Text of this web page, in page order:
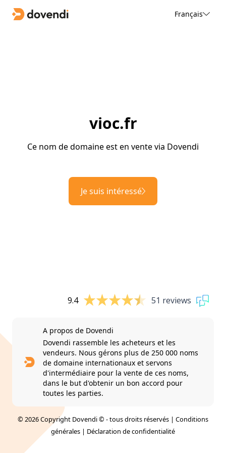
Français
vioc.fr
Ce nom de domaine est en vente via Dovendi
Je suis intéressé
9.4 51 reviews
A propos de Dovendi
Dovendi rassemble les acheteurs et les
vendeurs. Nous gérons plus de 250 000 noms
de domaine internationaux et servons
d'intermédiaire pour la vente de ces noms,
dans le but d'obtenir un bon accord pour
toutes les parties.
© 2026 Copyright Dovendi © - tous droits réservés | Conditions
générales | Déclaration de confidentialité